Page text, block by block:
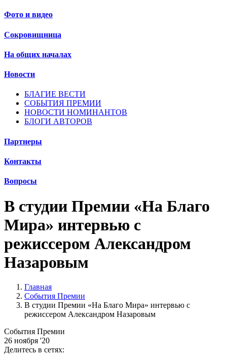
Фото и видео
Сокровищница
На общих началах
Новости
БЛАГИЕ ВЕСТИ
СОБЫТИЯ ПРЕМИИ
НОВОСТИ НОМИНАНТОВ
БЛОГИ АВТОРОВ
Партнеры
Контакты
Вопросы
В студии Премии «На Благо
Мира» интервью с
режиссером Александром
Назаровым
Главная
События Премии
В студии Премии «На Благо Мира» интервью с
режиссером Александром Назаровым
События Премии
26 ноября '20
Делитесь в сетях: